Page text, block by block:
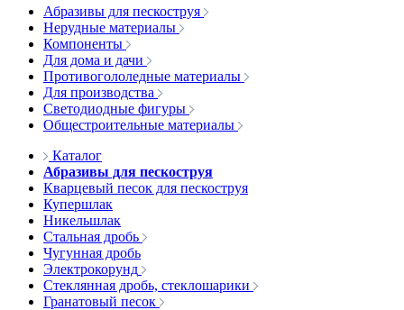
Абразивы для пескоструя
Нерудные материалы
Компоненты
Для дома и дачи
Противогололедные материалы
Для производства
Светодиодные фигуры
Общестроительные материалы
Каталог
Абразивы для пескоструя
Кварцевый песок для пескоструя
Купершлак
Никельшлак
Стальная дробь
Чугунная дробь
Электрокорунд
Стеклянная дробь, стеклошарики
Гранатовый песок